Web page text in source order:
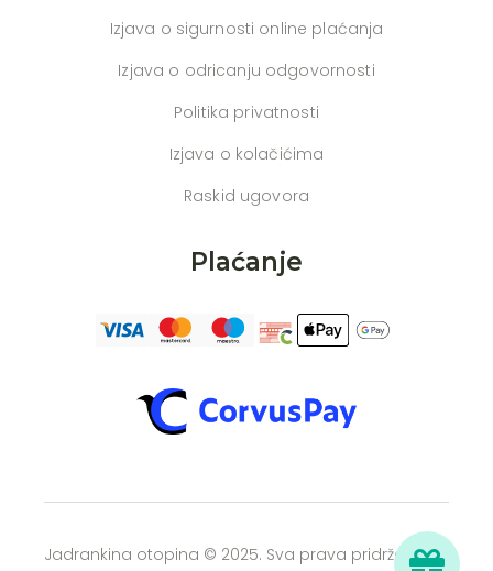
Izjava o sigurnosti online plaćanja
Izjava o odricanju odgovornosti
Politika privatnosti
Izjava o kolačićima
Raskid ugovora
Plaćanje
Jadrankina otopina © 2025. Sva prava pridržana